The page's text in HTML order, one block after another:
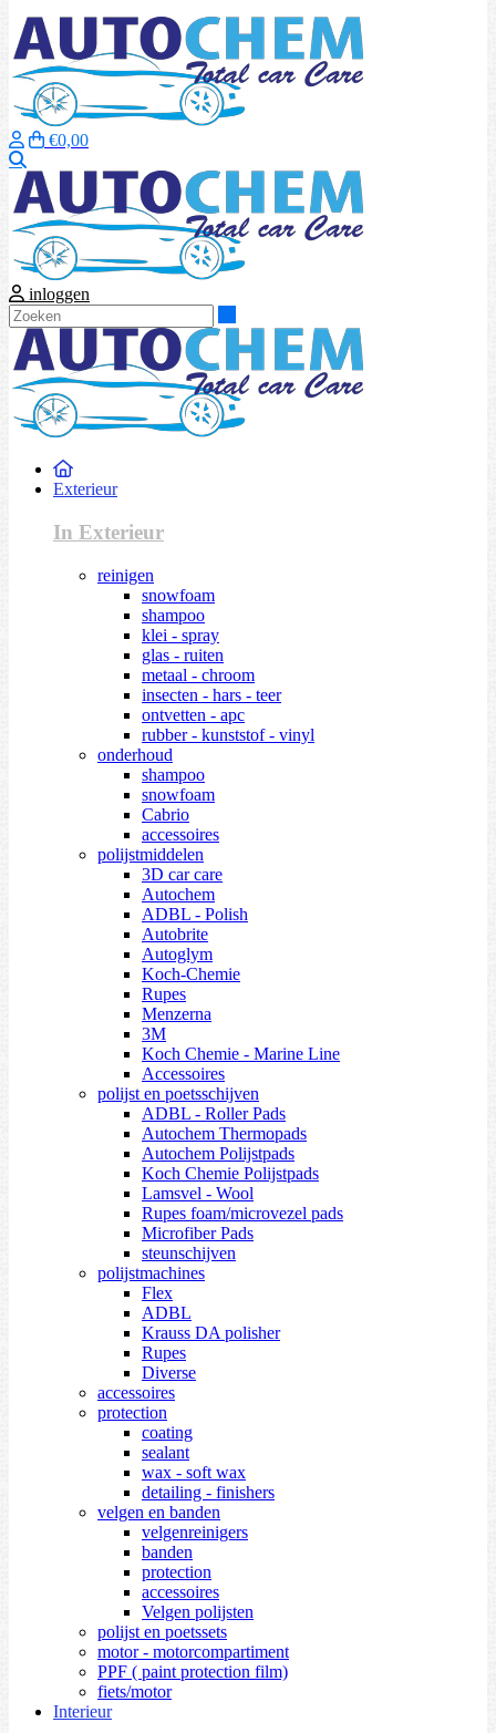
€0,00
inloggen
Exterieur
In Exterieur
reinigen
snowfoam
shampoo
klei - spray
glas - ruiten
metaal - chroom
insecten - hars - teer
ontvetten - apc
rubber - kunststof - vinyl
onderhoud
shampoo
snowfoam
Cabrio
accessoires
polijstmiddelen
3D car care
Autochem
ADBL - Polish
Autobrite
Autoglym
Koch-Chemie
Rupes
Menzerna
3M
Koch Chemie - Marine Line
Accessoires
polijst en poetsschijven
ADBL - Roller Pads
Autochem Thermopads
Autochem Polijstpads
Koch Chemie Polijstpads
Lamsvel - Wool
Rupes foam/microvezel pads
Microfiber Pads
steunschijven
polijstmachines
Flex
ADBL
Krauss DA polisher
Rupes
Diverse
accessoires
protection
coating
sealant
wax - soft wax
detailing - finishers
velgen en banden
velgenreinigers
banden
protection
accessoires
Velgen polijsten
polijst en poetssets
motor - motorcompartiment
PPF ( paint protection film)
fiets/motor
Interieur